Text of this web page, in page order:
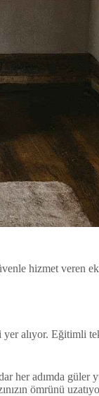
hizmet veren
yer alıyor. Eğitimli
her adımda güler
ömrünü